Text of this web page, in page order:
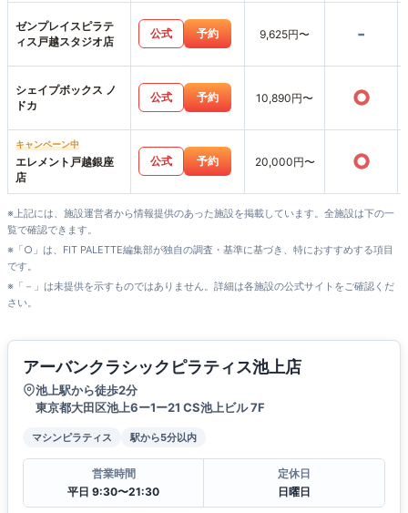
ゼンプレイスピラテ
ィス戸越スタジオ店
公式 予約 9,625円〜 -
シェイプボックス ノ
ドカ
公式 予約 10,890円〜 ○
キャンペーン中
エレメント戸越銀座
店
公式 予約 20,000円〜 ○
※上記には、施設運営者から情報提供のあった施設を掲載しています。全施設は下の一
覧で確認できます。
※「○」は、FIT PALETTE編集部が独自の調査・基準に基づき、特におすすめする項目
です。
※「－」は未提供を示すものではありません。詳細は各施設の公式サイトをご確認くだ
さい。
アーバンクラシックピラティス池上店
池上駅から徒歩2分
東京都大田区池上6ー1ー21 CS池上ビル 7F
マシンピラティス 駅から5分以内
営業時間
平日 9:30〜21:30
定休日
日曜日